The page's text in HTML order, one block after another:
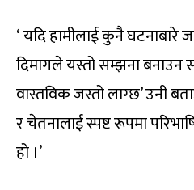
‘ यदि हामीलाई कुनै घटनाबारे
दिमागले यस्तो सम्झना
वास्तविक जस्तो लाग्छ’ उनी
र चेतनालाई स्पष्ट रूपमा
हो ।’